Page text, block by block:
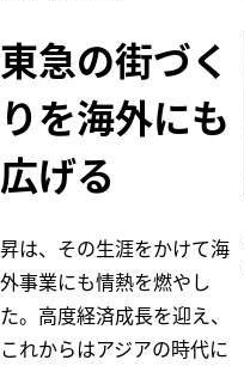
東急の街づく
りを海外にも
広げる
昇は、その生涯をかけて海
外事業にも情熱を燃やし
た。高度経済成長を迎え、
これからはアジアの時代に